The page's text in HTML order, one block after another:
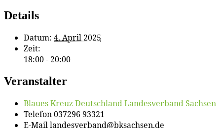
Details
Datum: 4. April 2025
Zeit:
18:00 - 20:00
Veranstalter
Blau­es Kreuz Deutsch­land Lan­des­ver­band Sachsen
Telefon037296 93321
E-Maillandesverband@bksachsen.de